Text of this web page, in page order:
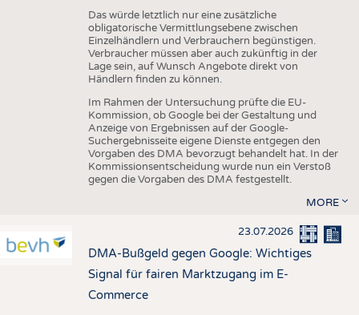
Das würde letztlich nur eine zusätzliche
obligatorische Vermittlungsebene zwischen
Einzelhändlern und Verbrauchern begünstigen.
Verbraucher müssen aber auch zukünftig in der
Lage sein, auf Wunsch Angebote direkt von
Händlern finden zu können.
Im Rahmen der Untersuchung prüfte die EU-
Kommission, ob Google bei der Gestaltung und
Anzeige von Ergebnissen auf der Google-
Suchergebnisseite eigene Dienste entgegen den
Vorgaben des DMA bevorzugt behandelt hat. In der
Kommissionsentscheidung wurde nun ein Verstoß
gegen die Vorgaben des DMA festgestellt.
MORE
23.07.2026
DMA-Bußgeld gegen Google: Wichtiges
Signal für fairen Marktzugang im E-
Commerce